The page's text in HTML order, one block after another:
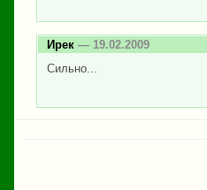
Ирек — 19.02.2009
Сильно...